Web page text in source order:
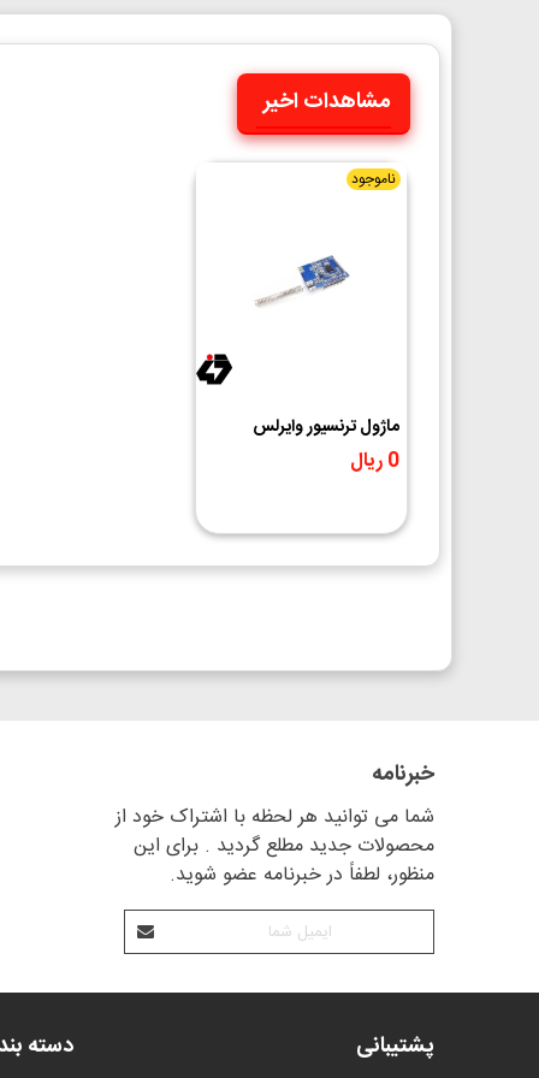
مشاهدات اخیر
ناموجود
ماژول ترنسیور وایرلس
SI4432 فرکانس 433MHz
0 ریال
خبرنامه
شما می توانید هر لحظه با اشتراک خود از
محصولات جدید مطلع گردید . برای این
منظور، لطفاً در خبرنامه عضو شوید.
پشتیبانی دسته